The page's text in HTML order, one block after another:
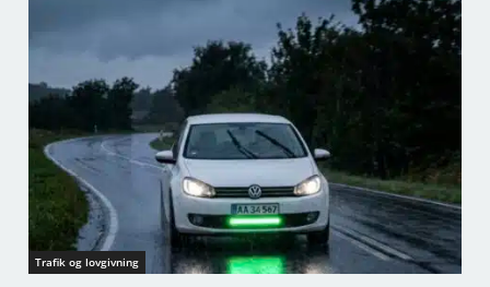
Trafik og lovgivning